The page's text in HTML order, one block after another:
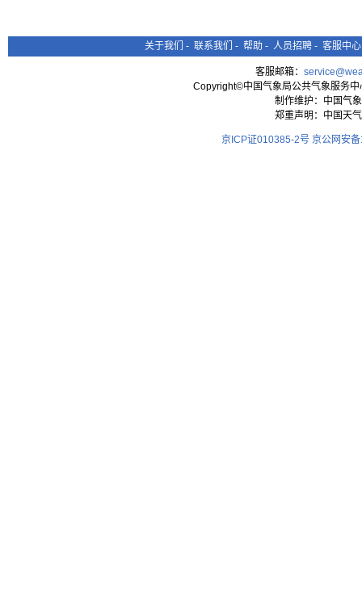
关于我们 - 联系我们 - 帮助 - 人员招聘 - 客服中心
客服邮箱：
Copyright©中国气象局公共气象服务
制作维护：中国气
郑重声明：中国天
京ICP证010385-2号 京公网安